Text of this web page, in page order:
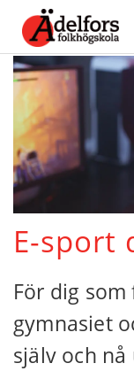
E-sport
För dig
gymnasiet
själv och